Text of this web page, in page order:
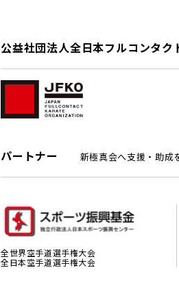
公益社団法人全日本フルコンタク
パートナー 新極真会へ支援・助成
全世界空手道選手権大会
全日本空手道選手権大会